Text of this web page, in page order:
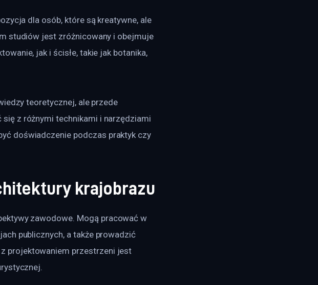
dla osób, które są kreatywne, ale
studiów jest zróżnicowany i obejmuje
jak i ścisłe, takie jak botanika,
teoretycznej, ale przede
z różnymi technikami i narzędziami
doświadczenie podczas praktyk czy
krajobrazu
zawodowe. Mogą pracować w
publicznych, a także prowadzić
projektowaniem przestrzeni jest